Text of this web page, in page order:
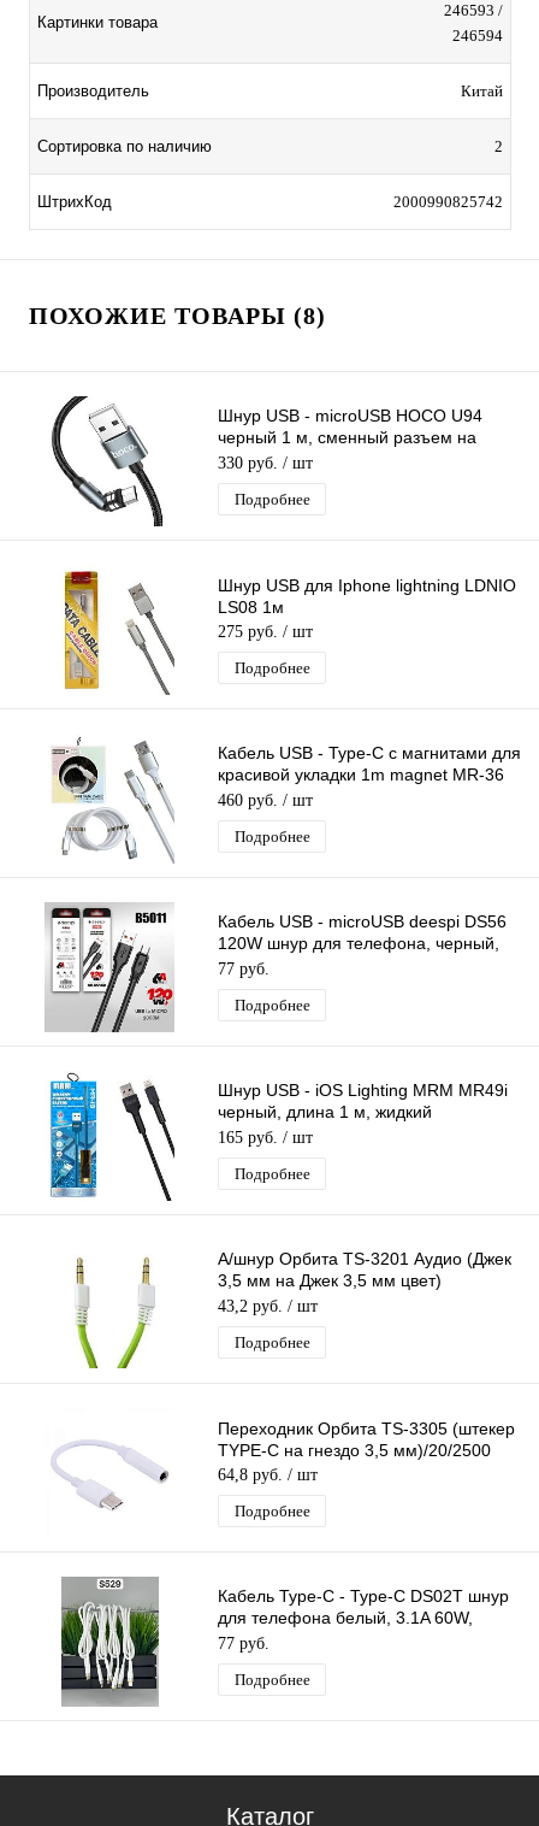
Картинки товара
246593 /
246594
Производитель Китай
Сортировка по наличию 2
ШтрихКод 2000990825742
ПОХОЖИЕ ТОВАРЫ (8)
Шнур USB - microUSB HOCO U94
черный 1 м, сменный разъем на
магните (2,4 А), нейлон
330 руб. / шт
Подробнее
Шнур USB для Iphone lightning LDNIO
LS08 1м
275 руб. / шт
Подробнее
Кабель USB - Type-C с магнитами для
красивой укладки 1m magnet MR-36
White белый
460 руб. / шт
Подробнее
Кабель USB - microUSB deespi DS56
120W шнур для телефона, черный,
длина 1м
77 руб.
Подробнее
Шнур USB - iOS Lighting MRM MR49i
черный, длина 1 м, жидкий
силиконовый кабель
165 руб. / шт
Подробнее
А/шнур Орбита TS-3201 Аудио (Джек
3,5 мм на Джек 3,5 мм цвет)
1м/10/2500
43,2 руб. / шт
Подробнее
Переходник Орбита TS-3305 (штекер
TYPE-C на гнездо 3,5 мм)/20/2500
64,8 руб. / шт
Подробнее
Кабель Type-C - Type-C DS02T шнур
для телефона белый, 3.1A 60W,
длина 1м
77 руб.
Подробнее
Каталог